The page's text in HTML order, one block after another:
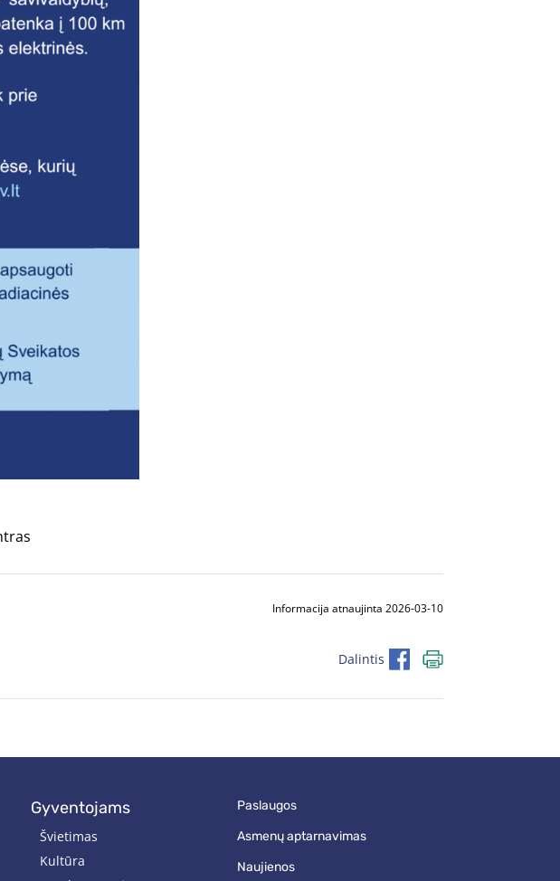
Informacija atnaujinta 2026-03-10
Dalintis
gyventojams
Švietimas
Kultūra
paslaugos
asmenų aptarnavimas
naujienos